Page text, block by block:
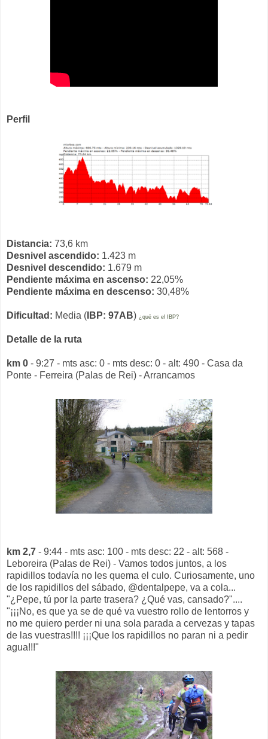
Perfil
Distancia: 73,6 km
Desnivel ascendido: 1.423 m
Desnivel descendido: 1.679 m
Pendiente máxima en ascenso: 22,05%
Pendiente máxima en descenso: 30,48%
Dificultad: Media ( IBP: 97AB) ¿qué es el IBP?
Detalle de la ruta
km 0 - 9:27 - mts asc: 0 - mts desc: 0 - alt: 490 - Casa da
Ponte - Ferreira (Palas de Rei) - Arrancamos
km 2,7 - 9:44 - mts asc: 100 - mts desc: 22 - alt: 568 -
Leboreira (Palas de Rei) - Vamos todos juntos, a los
rapidillos todavía no les quema el culo. Curiosamente, uno
de los rapidillos del sábado, @dentalpepe, va a cola...
"¿Pepe, tú por la parte trasera? ¿Qué vas, cansado?"....
"¡¡¡No, es que ya se de qué va vuestro rollo de lentorros y
no me quiero perder ni una sola parada a cervezas y tapas
de las vuestras!!!! ¡¡¡Que los rapidillos no paran ni a pedir
agua!!!"